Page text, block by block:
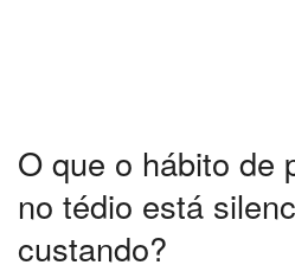
O que o hábito de
no tédio está
custando?